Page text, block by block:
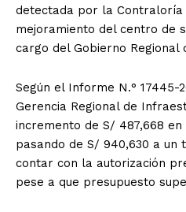
detectada por la Contraloría
mejoramiento del centro de
cargo del Gobierno Regional
Según el Informe N.° 17445-
Gerencia Regional de
incremento de S/ 487,668
pasando de S/ 940,630 a un
contar con la autorización
pese a que presupuesto